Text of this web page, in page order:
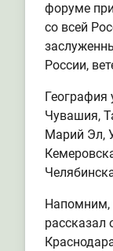
форуме
со всей
России,
География
Чувашия,
Марий Эл,
Напомним,
рассказал